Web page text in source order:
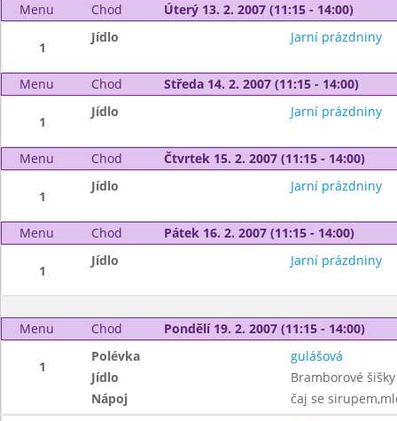
Menu Chod Úterý 13. 2. 2007 (11:15 - 14:00)
1
Jídlo Jarní prázdniny
Menu Chod Středa 14. 2. 2007 (11:15 - 14:00)
1
Jídlo Jarní prázdniny
Menu Chod Čtvrtek 15. 2. 2007 (11:15 - 14:00)
1
Jídlo Jarní prázdniny
Menu Chod Pátek 16. 2. 2007 (11:15 - 14:00)
1
Jídlo Jarní prázdniny
Menu Chod Pondělí 19. 2. 2007 (11:15 - 14:00)
1
Polévka
gulášová
Jídlo
Bramborové
Nápoj
čaj se